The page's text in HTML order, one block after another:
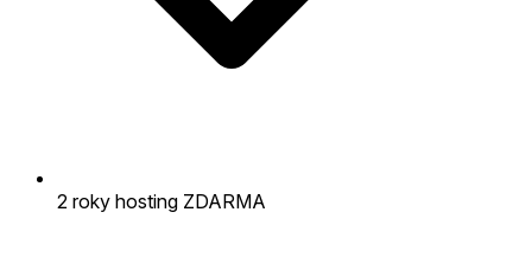
2 roky hosting ZDARMA